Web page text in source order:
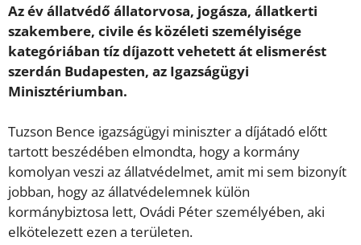
Az év állatvédő állatorvosa, jogásza, állatkerti
szakembere, civile és közéleti személyisége
kategóriában tíz díjazott vehetett át elismerést
szerdán Budapesten, az Igazságügyi
Minisztériumban.
Tuzson Bence igazságügyi miniszter a díjátadó előtt
tartott beszédében elmondta, hogy a kormány
komolyan veszi az állatvédelmet, amit mi sem bizonyít
jobban, hogy az állatvédelemnek külön
kormánybiztosa lett, Ovádi Péter személyében, aki
elkötelezett ezen a területen.